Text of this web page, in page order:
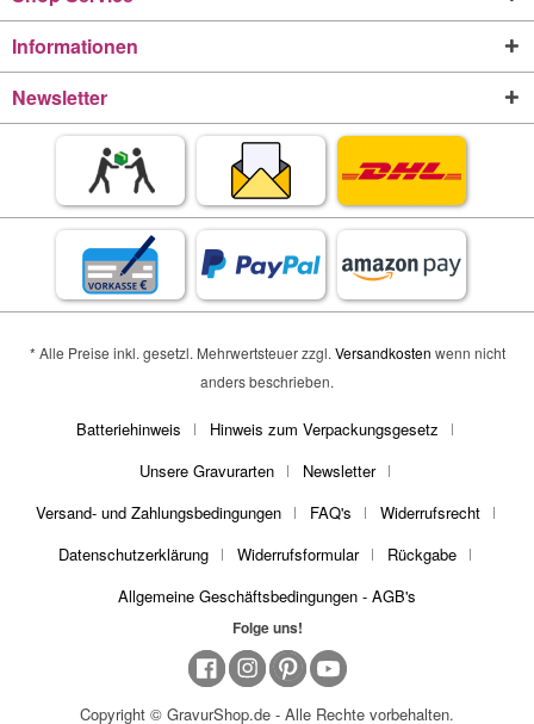
Informationen
Newsletter
* Alle Preise inkl. gesetzl. Mehrwertsteuer zzgl. Versandkosten wenn nicht
anders beschrieben.
Batteriehinweis
Hinweis zum Verpackungsgesetz
Unsere Gravurarten
Newsletter
Versand- und Zahlungsbedingungen
FAQ's
Widerrufsrecht
Datenschutzerklärung
Widerrufsformular
Rückgabe
Allgemeine Geschäftsbedingungen - AGB's
Folge uns!
Copyright © GravurShop.de - Alle Rechte vorbehalten.